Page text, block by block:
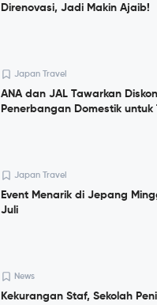
Direnovasi, Jadi Makin Ajaib!
Japan Travel
ANA dan JAL Tawarkan Diskon
Penerbangan Domestik untuk
Japan Travel
Event Menarik di Jepang
Juli
News
Kekurangan Staf, Sekolah